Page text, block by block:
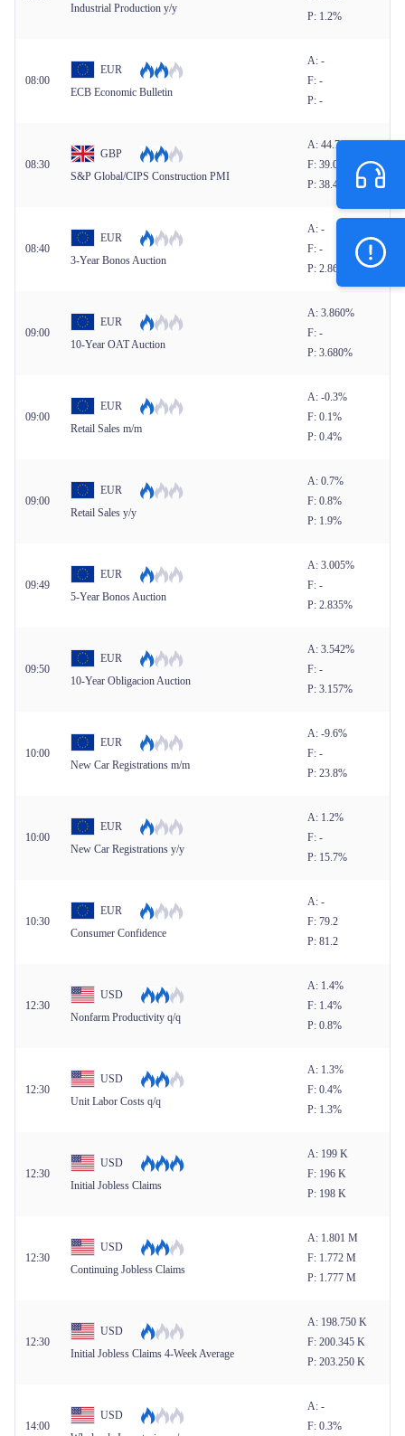
Industrial Production y/y
P: 1.2%
08:00
EUR
ECB Economic Bulletin
A: -
F: -
P: -
08:30
GBP
S&P Global/CIPS Construction PMI
A: 44.7
F: 39.0
P: 38.4
08:40
EUR
3-Year Bonos Auction
A: -
F: -
P: 2.867%
09:00
EUR
10-Year OAT Auction
A: 3.860%
F: -
P: 3.680%
09:00
EUR
Retail Sales m/m
A: -0.3%
F: 0.1%
P: 0.4%
09:00
EUR
Retail Sales y/y
A: 0.7%
F: 0.8%
P: 1.9%
09:49
EUR
5-Year Bonos Auction
A: 3.005%
F: -
P: 2.835%
09:50
EUR
10-Year Obligacion Auction
A: 3.542%
F: -
P: 3.157%
10:00
EUR
New Car Registrations m/m
A: -9.6%
F: -
P: 23.8%
10:00
EUR
New Car Registrations y/y
A: 1.2%
F: -
P: 15.7%
10:30
EUR
Consumer Confidence
A: -
F: 79.2
P: 81.2
12:30
USD
Nonfarm Productivity q/q
A: 1.4%
F: 1.4%
P: 0.8%
12:30
USD
Unit Labor Costs q/q
A: 1.3%
F: 0.4%
P: 1.3%
12:30
USD
Initial Jobless Claims
A: 199 K
F: 196 K
P: 198 K
12:30
USD
Continuing Jobless Claims
A: 1.801 M
F: 1.772 M
P: 1.777 M
12:30
USD
Initial Jobless Claims 4-Week Average
A: 198.750 K
F: 200.345 K
P: 203.250 K
14:00
USD
A: -
F: 0.3%